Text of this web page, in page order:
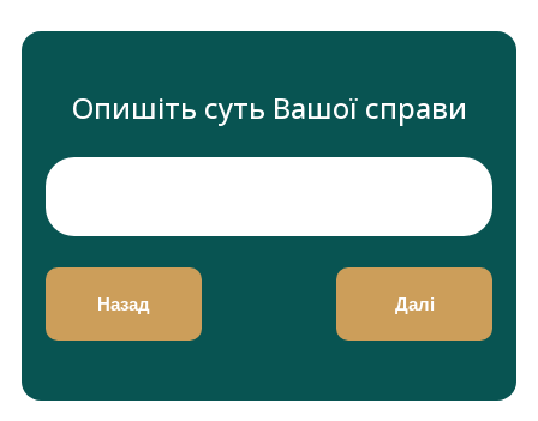
Опишіть суть Вашої справи
Назад Далі